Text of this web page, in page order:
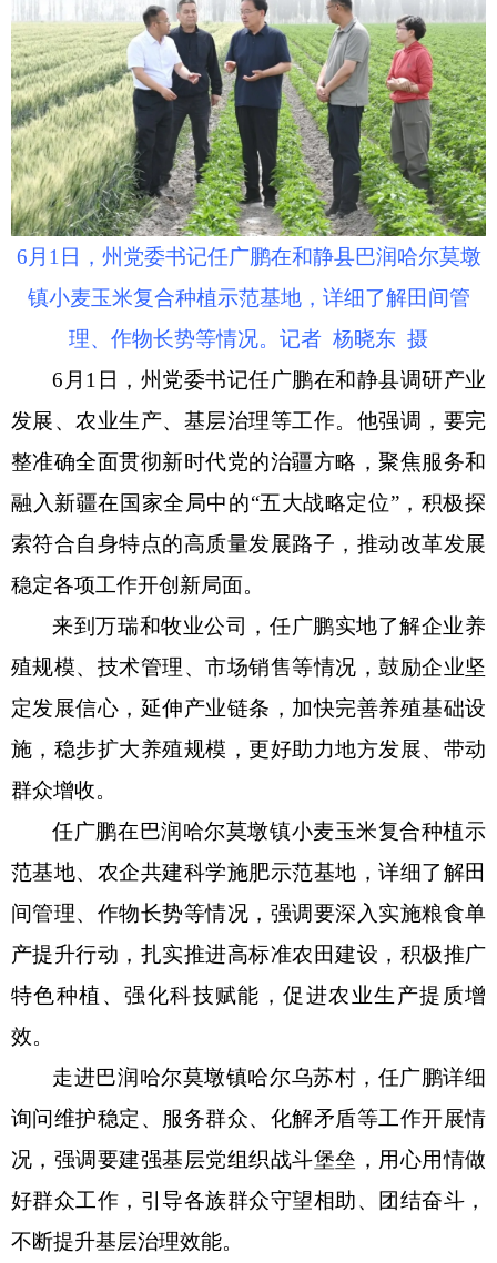
6月1日，州党委书记任广鹏在和静县巴润哈尔莫墩
镇小麦玉米复合种植示范基地，详细了解田间管
理、作物长势等情况。记者 杨晓东 摄
6月1日，州党委书记任广鹏在和静县调研产业
发展、农业生产、基层治理等工作。他强调，要完
整准确全面贯彻新时代党的治疆方略，聚焦服务和
融入新疆在国家全局中的“五大战略定位”，积极探
索符合自身特点的高质量发展路子，推动改革发展
稳定各项工作开创新局面。
来到万瑞和牧业公司，任广鹏实地了解企业养
殖规模、技术管理、市场销售等情况，鼓励企业坚
定发展信心，延伸产业链条，加快完善养殖基础设
施，稳步扩大养殖规模，更好助力地方发展、带动
群众增收。
任广鹏在巴润哈尔莫墩镇小麦玉米复合种植示
范基地、农企共建科学施肥示范基地，详细了解田
间管理、作物长势等情况，强调要深入实施粮食单
产提升行动，扎实推进高标准农田建设，积极推广
特色种植、强化科技赋能，促进农业生产提质增
效。
走进巴润哈尔莫墩镇哈尔乌苏村，任广鹏详细
询问维护稳定、服务群众、化解矛盾等工作开展情
况，强调要建强基层党组织战斗堡垒，用心用情做
好群众工作，引导各族群众守望相助、团结奋斗，
不断提升基层治理效能。